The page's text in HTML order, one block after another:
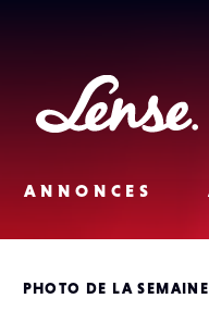
ANNONCES
PHOTO DE LA SEMAINE